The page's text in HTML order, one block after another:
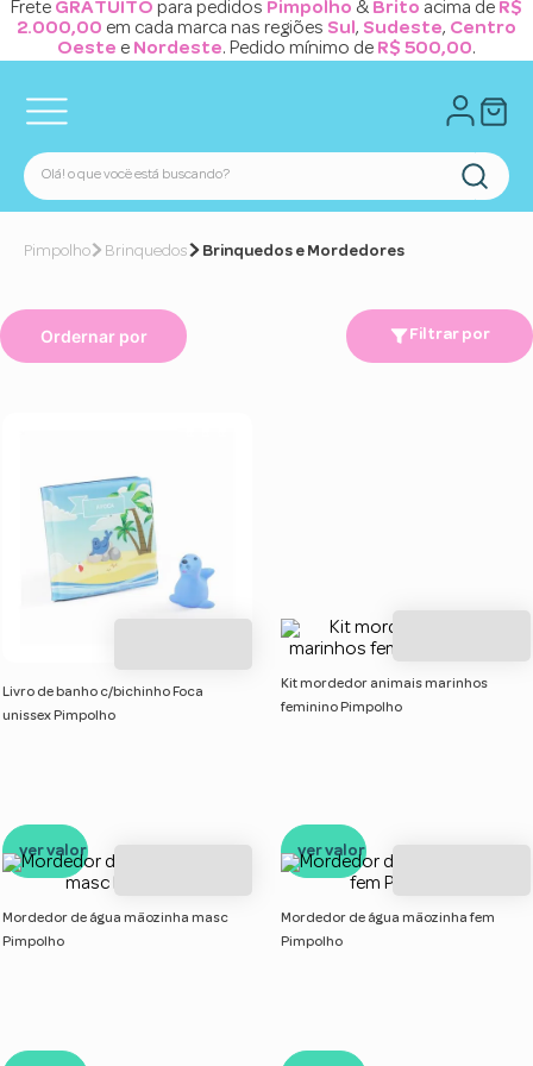
Frete GRATUITO para pedidos Pimpolho & Brito acima de R$
2.000,00 em cada marca nas regiões Sul, Sudeste, Centro
Oeste e Nordeste. Pedido mínimo de R$ 500,00.
Brinquedos Brinquedos e Mordedores
Ordernar por
Livro de banho c/bichinho Foca
unissex Pimpolho
ver valor
Kit mordedor animais marinhos
feminino Pimpolho
ver valor
Mordedor de água mãozinha masc
Pimpolho
Mordedor de água mãozinha fem
Pimpolho